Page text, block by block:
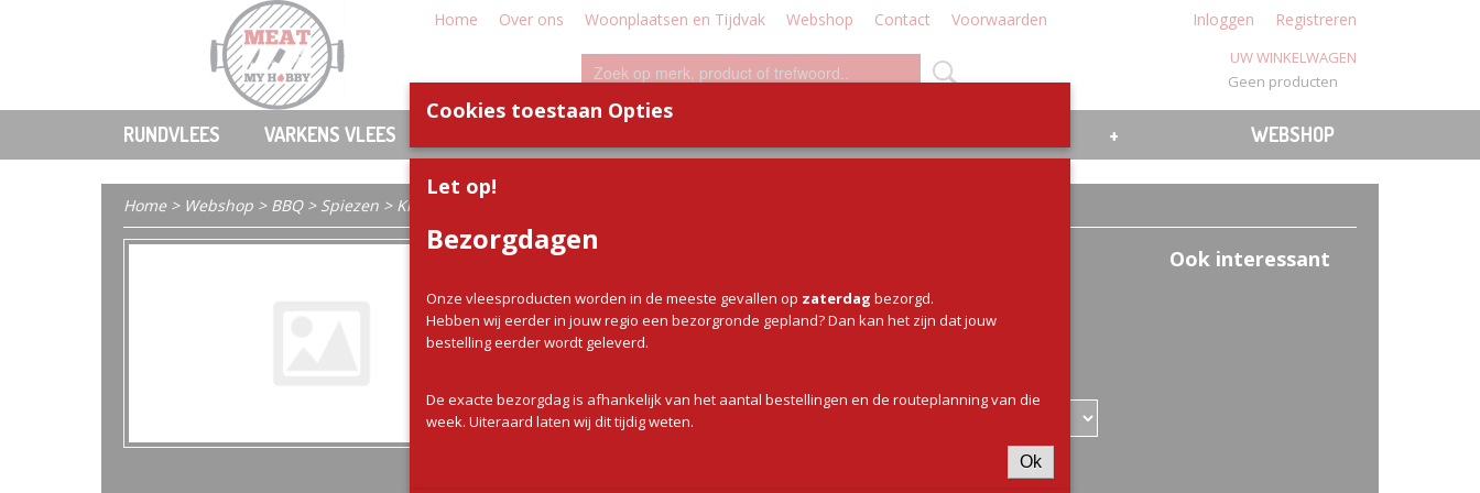
Home Over ons Woonplaatsen en Tijdvak Webshop Contact Voorwaarden Inloggen Registreren
UW WINKELWAGEN
Geen producten
WEBSHOP
RUNDVLEES VARKENS VLEES +
Home> Webshop > BBQ> Spiezen > Kipsaté spies
Kipsaté spies
€ 3,90 (inclusief btw 9%)
✓Op voorraad
Ook interessant
Cookies toestaan Opties
Let op!
Bezorgdagen
Onze vleesproducten worden in de meeste gevallen op zaterdag bezorgd.
Hebben wij eerder in jouw regio een bezorgronde gepland? Dan kan het zijn dat jouw
bestelling eerder wordt geleverd.
De exacte bezorgdag is afhankelijk van het aantal bestellingen en de routeplanning van die
week. Uiteraard laten wij dit tijdig weten.
Ok